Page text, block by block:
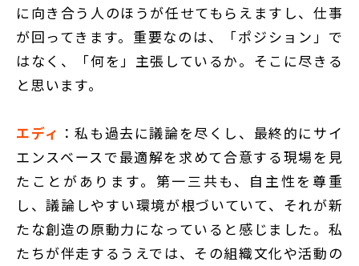
に向き合う人のほうが任せてもらえますし、仕事
が回ってきます。重要なのは、「ポジション」で
はなく、「何を」主張しているか。そこに尽きる
と思います。
エディ ：私も過去に議論を尽くし、最終的にサイ
エンスベースで最適解を求めて合意する現場を見
たことがあります。第一三共も、自主性を尊重
し、議論しやすい環境が根づいていて、それが新
たな創造の原動力になっていると感じました。私
たちが伴走するうえでは、その組織文化や活動の